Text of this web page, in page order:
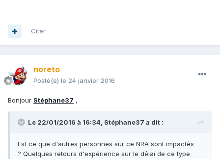
Citer
noreto
Posté(e) le 24 janvier 2016
Bonjour Stéphane37 ,
Le 22/01/2016 à 16:34, Stéphane37 a dit :
Est ce que d'autres personnes sur ce NRA sont impactés
? Quelques retours d'expérience sur le délai de ce type